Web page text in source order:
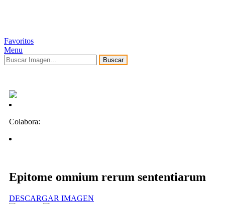
Favoritos
Menu
Buscar
Colabora:
Epitome omnium rerum sententiarum
DESCARGAR IMAGEN